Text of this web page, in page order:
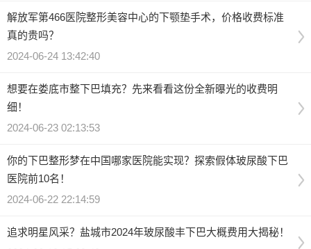
解放军第466医院整形美容中心的下颚垫手术，价格收费标准
真的贵吗？
2024-06-24 13:42:40
想要在娄底市整下巴填充？先来看看这份全新曝光的收费明
细！
2024-06-23 02:13:53
你的下巴整形梦在中国哪家医院能实现？探索假体玻尿酸下巴
医院前10名！
2024-06-22 22:14:59
追求明星风采？盐城市2024年玻尿酸丰下巴大概费用大揭秘！